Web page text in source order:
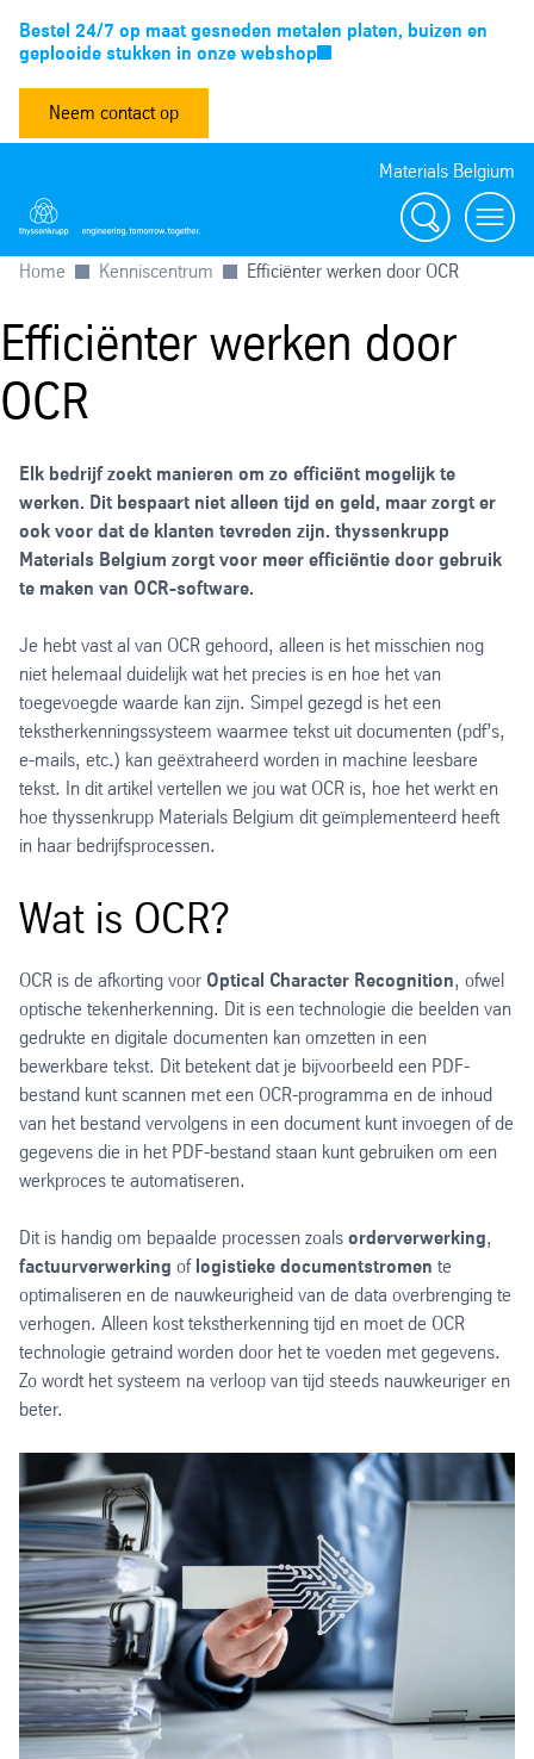
Bestel 24/7 op maat gesneden metalen platen, buizen en
geplooide stukken in onze webshop
Neem contact op
Materials Belgium
Zoeken Menu
Home Kenniscentrum Efficiënter werken door OCR
Efficiënter werken door
OCR
Elk bedrijf zoekt manieren om zo efficiënt mogelijk te
werken. Dit bespaart niet alleen tijd en geld, maar zorgt er
ook voor dat de klanten tevreden zijn. thyssenkrupp
Materials Belgium zorgt voor meer efficiëntie door gebruik
te maken van OCR-software.
Je hebt vast al van OCR gehoord, alleen is het misschien nog
niet helemaal duidelijk wat het precies is en hoe het van
toegevoegde waarde kan zijn. Simpel gezegd is het een
tekstherkenningssysteem waarmee tekst uit documenten (pdf’s,
e-mails, etc.) kan geëxtraheerd worden in machine leesbare
tekst. In dit artikel vertellen we jou wat OCR is, hoe het werkt en
hoe thyssenkrupp Materials Belgium dit geïmplementeerd heeft
in haar bedrijfsprocessen.
Wat is OCR?
OCR is de afkorting voor Optical Character Recognition, ofwel
optische tekenherkenning. Dit is een technologie die beelden van
gedrukte en digitale documenten kan omzetten in een
bewerkbare tekst. Dit betekent dat je bijvoorbeeld een PDF-
bestand kunt scannen met een OCR-programma en de inhoud
van het bestand vervolgens in een document kunt invoegen of de
gegevens die in het PDF-bestand staan kunt gebruiken om een
werkproces te automatiseren.
Dit is handig om bepaalde processen zoals orderverwerking,
factuurverwerking of logistieke documentstromen te
optimaliseren en de nauwkeurigheid van de data overbrenging te
verhogen. Alleen kost tekstherkenning tijd en moet de OCR
technologie getraind worden door het te voeden met gegevens.
Zo wordt het systeem na verloop van tijd steeds nauwkeuriger en
beter.